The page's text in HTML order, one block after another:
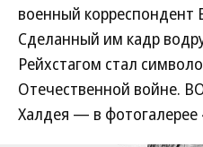
военный корреспондент
Сделанный им кадр
Рейхстагом стал
Отечественной войне.
Халдея — в фотогалерее